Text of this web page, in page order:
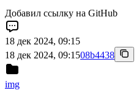
Добавил ссылку на GitHub
18 дек 2024, 09:15
18 дек 2024, 09:1508b4438
img